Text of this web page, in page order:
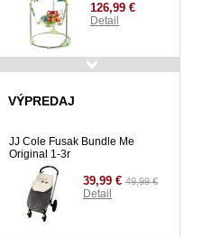
126,99 €
Detail
skákadlo Rainforest
Detail
VÝPREDAJ
JJ Cole Fusak Bundle Me
Original 1-3r
39,99 € 49,99 €
Detail